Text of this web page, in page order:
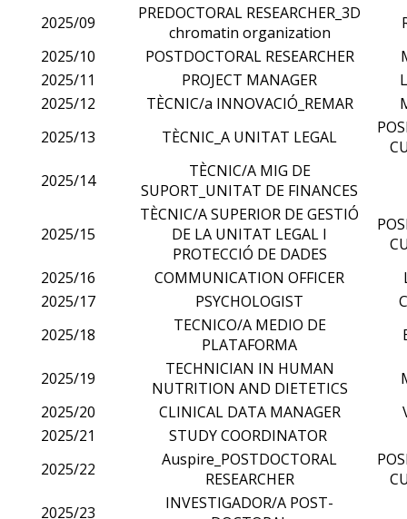
2025/09
PREDOCTORAL RESEARCHER_3D
chromatin organization
2025/10
POSTDOCTORAL RESEARCHER
2025/11
PROJECT MANAGER
2025/12
TÈCNIC/a INNOVACIÓ_REMAR
2025/13
TÈCNIC_A UNITAT LEGAL
2025/14
TÈCNIC/A MIG DE
SUPORT_UNITAT DE FINANCES
2025/15
TÈCNIC/A SUPERIOR DE GESTIÓ
DE LA UNITAT LEGAL I
PROTECCIÓ DE DADES
2025/16
COMMUNICATION OFFICER
2025/17
PSYCHOLOGIST
2025/18
TECNICO/A MEDIO DE
PLATAFORMA
2025/19
TECHNICIAN IN HUMAN
NUTRITION AND DIETETICS
2025/20
CLINICAL DATA MANAGER
2025/21
STUDY COORDINATOR
2025/22
Auspire_POSTDOCTORAL
RESEARCHER
2025/23
INVESTIGADOR/A POST-